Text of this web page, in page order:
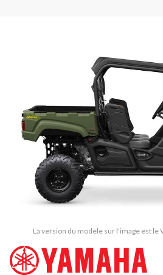
La version du modèle sur l'image est le